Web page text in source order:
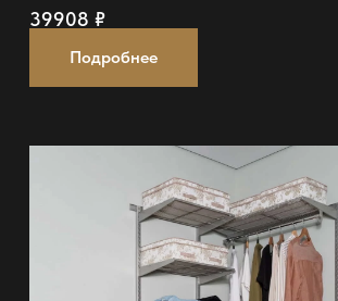
39908 ₽
Подробнее